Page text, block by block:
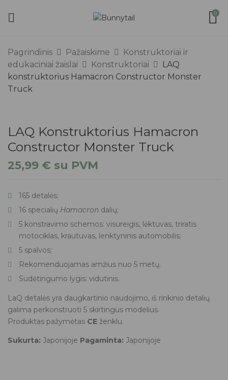
0
Pagrindinis Pažaiskime
Konstruktoriai ir
edukaciniai žaislai
Konstruktoriai
LAQ
konstruktorius Hamacron Constructor Monster
Truck
LAQ Konstruktorius Hamacron
Constructor Monster Truck
25,99 € su PVM
165 detalės;
16 specialių Hamacron dalių;
5 konstravimo schemos: visureigis, lėktuvas, triratis
motociklas, krautuvas, lenktyninis automobilis;
5 spalvos;
Rekomenduojamas amžius nuo 5 metų.
Sudėtingumo lygis: vidutinis.
LaQ detalės yra daugkartinio naudojimo, iš rinkinio detalių
galima perkonstruoti 5 skirtingus modelius.
Produktas pažymėtas CE ženklu.
Sukurta: Japonijoje Pagaminta: Japonijoje